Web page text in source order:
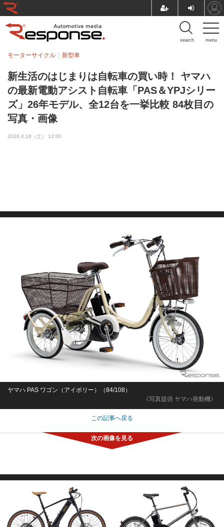
menu
search
新生活のはじまりは自転車の買い時！ ヤマハ
の最新電動アシスト自転車「PAS＆YPJシリー
ズ」26年モデル、全12台を一挙比較 84枚目の
写真・画像
モーターサイクル 新型車
2026.4.18（土） 12:00
《写真提供 ヤマハ発動機》
ヤマハ PAS ワゴン（アイボリー）（84/108）
この記事へ戻る